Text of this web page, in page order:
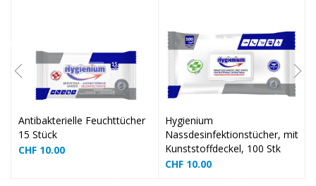
Antibakterielle Feuchttücher
15 Stück
CHF 10.00
Hygienium
Nassdesinfektionstücher, mit
Kunststoffdeckel, 100 Stk
CHF 10.00
❅